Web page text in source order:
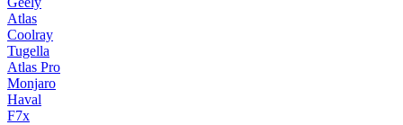
Atlas
Coolray
Tugella
Atlas Pro
Monjaro
Haval
F7x